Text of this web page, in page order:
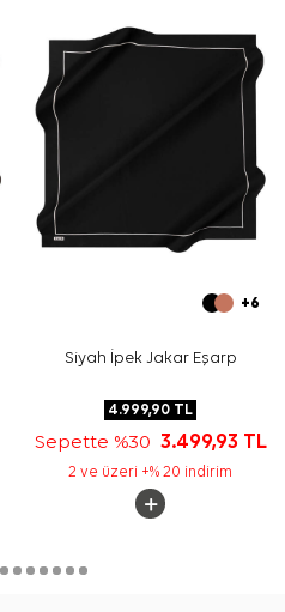
+6
Siyah İpek Jakar Eşarp
4.999,90 TL
Sepette %30 3.499,93 TL
2 ve üzeri +% 20 indirim